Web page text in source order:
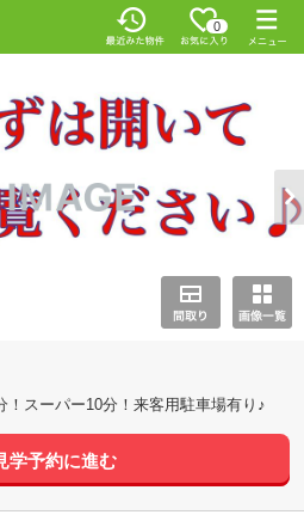
0
スーパー10分！来客用駐車場有り♪
学予約に進む